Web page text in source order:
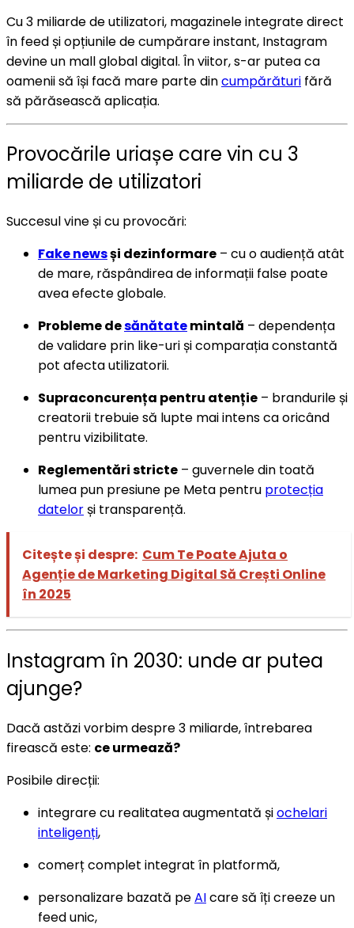
Cu 3 miliarde de utilizatori, magazinele integrate direct
în feed și opțiunile de cumpărare instant, Instagram
devine un mall global digital. În viitor, s-ar putea ca
oamenii să își facă mare parte dincumpărături fără
să părăsească aplicația.
Provocările uriașe care vin cu 3
miliarde de utilizatori
Succesul vine și cu provocări:
Fake newsși dezinformare – cu o audiență atât
de mare, răspândirea de informații false poate
avea efecte globale.
Probleme desănătatemintală – dependența
de validare prin like-uri și comparația constantă
pot afecta utilizatorii.
Supraconcurența pentru atenție – brandurile și
creatorii trebuie să lupte mai intens ca oricând
pentru vizibilitate.
Reglementări stricte – guvernele din toată
lumea pun presiune pe Meta pentru protecția
datelorși transparență.
Citește și despre: Cum Te Poate Ajuta o
Agenție de Marketing Digital Să Crești Online
în 2025
Instagram în 2030: unde ar putea
ajunge?
Dacă astăzi vorbim despre 3 miliarde, întrebarea
firească este: ce urmează?
Posibile direcții:
integrare cu realitatea augmentată șiochelari
inteligenți,
comerț complet integrat în platformă,
personalizare bazată peAIcare să îți creeze un
feed unic,